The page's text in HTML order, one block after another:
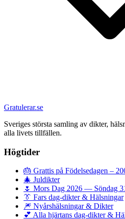
Gratulerar.se
Sveriges största samling av dikter,
alla livets tillfällen.
Högtider
🎂 Grattis på Födelsedagen –
🎄 Juldikter
🌷 Mors Dag 2026 — Söndag
👔 Fars dag-dikter & Hälsningar
🎆 Nyårshälsningar & Dikter
💕 Alla hjärtans dag-dikter &